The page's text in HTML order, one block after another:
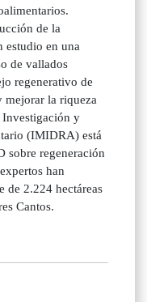
de la
estudio en una
de vallados
regenerativo de
mejorar la riqueza
y
(IMIDRA) está
sobre regeneración
han
de 2.224 hectáreas
Cantos.